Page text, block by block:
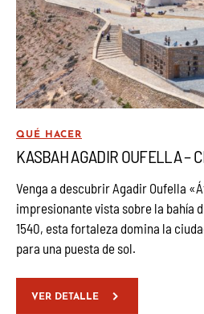
QUÉ HACER
KASBAH AGADIR OUFELLA –
Venga a descubrir Agadir Oufella
impresionante vista sobre la bahía
1540, esta fortaleza domina la
para una puesta de sol.
VER DETALLE